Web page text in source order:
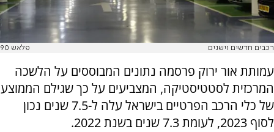
רכבים חדשים וישנים פלאש 90
עמותת אור ירוק פרסמה נתונים המבוססים על הלשכה
המרכזית לסטטיסטיקה, המצביעים על כך שגילם הממוצע
של כלי הרכב הפרטיים בישראל עלה ל-7.5 שנים נכון
לסוף 2023, לעומת 7.3 שנים בשנת 2022.